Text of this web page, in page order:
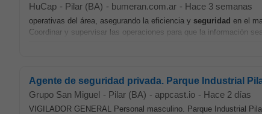
HuCap - Pilar (BA) - bumeran.com.ar - Hace 3 semanas
operativas del área, asegurando la eficiencia y seguridad en el
Coordinar y supervisar las operaciones para que la información
Agente de seguridad privada. Parque Industrial
Grupo San Miguel - Pilar (BA) - appcast.io - Hace 2 días
VIGILADOR GENERAL Personal masculino. Parque Industrial